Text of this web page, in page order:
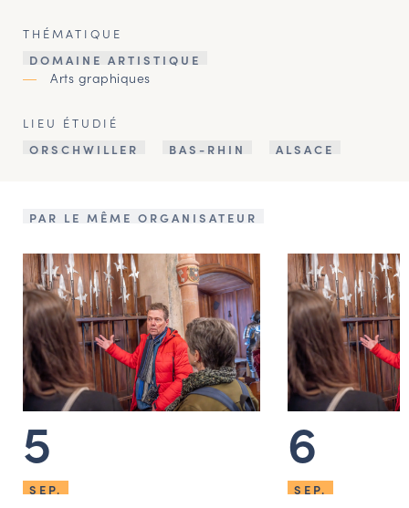
THÉMATIQUE
DOMAINE ARTISTIQUE
Arts graphiques
LIEU ÉTUDIÉ
ORSCHWILLER
BAS-RHIN ALSACE
PAR LE MÊME ORGANISATEUR
5
SEP.
6
SEP.